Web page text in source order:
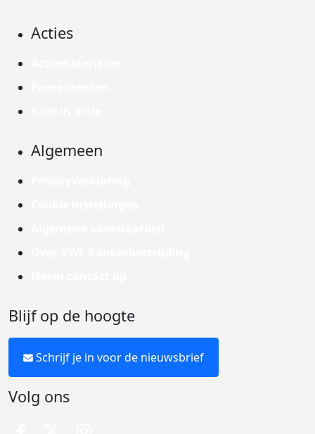
Acties
Algemeen
Blijf op de hoogte
Schrijf je in voor de nieuwsbrief
Volg ons